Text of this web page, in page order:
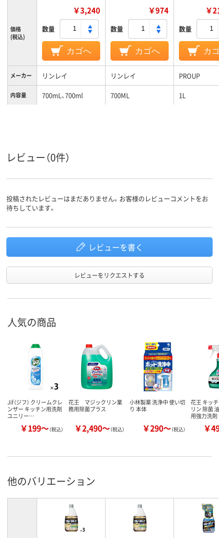
価格
(税込)
￥3,240
数量
カゴへ
￥974
数量
カゴへ
￥
数量
カ
メーカー リンレイ リンレイ PROUP
内容量 700mL、700ml 700ML 1L
レビュー（0件）
投稿されたレビューはまだありません。お客様のレビューコメントをお
待ちしています。
レビューを書く
レビューをリクエストする
人気の商品
Jif（ジフ） クリームクレ
ンザー キッチン用洗剤
ユニリー…
￥199～（税込）
花王 マジックリン業
務用除菌プラス
￥2,490～（税込）
小林製薬 洗浄中 使い切
り 本体
￥290～（税込）
花王 キッ
リン 除菌
用強力洗剤
￥
他のバリエーション